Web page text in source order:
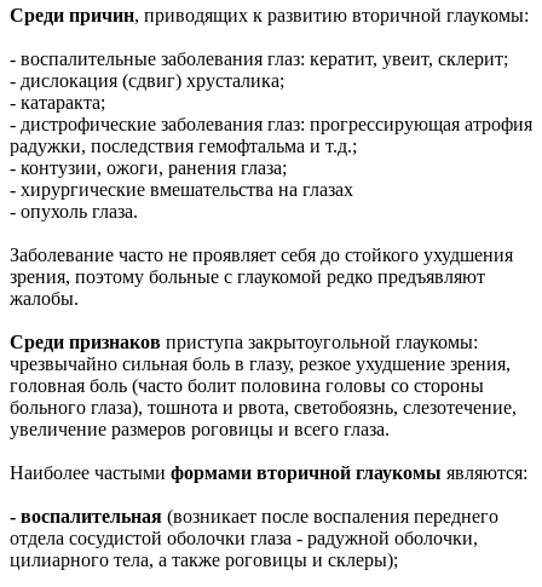
Среди причин, приводящих к развитию вторичной глаукомы:
- воспалительные заболевания глаз: кератит, увеит, склерит;
- дислокация (сдвиг) хрусталика;
- катаракта;
- дистрофические заболевания глаз: прогрессирующая атрофия
радужки, последствия гемофтальма и т.д.;
- контузии, ожоги, ранения глаза;
- хирургические вмешательства на глазах
- опухоль глаза.
Заболевание часто не проявляет себя до стойкого ухудшения
зрения, поэтому больные с глаукомой редко предъявляют
жалобы.
Среди признаков приступа закрытоугольной глаукомы:
чрезвычайно сильная боль в глазу, резкое ухудшение зрения,
головная боль (часто болит половина головы со стороны
больного глаза), тошнота и рвота, светобоязнь, слезотечение,
увеличение размеров роговицы и всего глаза.
Наиболее частыми формами вторичной глаукомы являются:
- воспалительная (возникает после воспаления переднего
отдела сосудистой оболочки глаза - радужной оболочки,
цилиарного тела, а также роговицы и склеры);